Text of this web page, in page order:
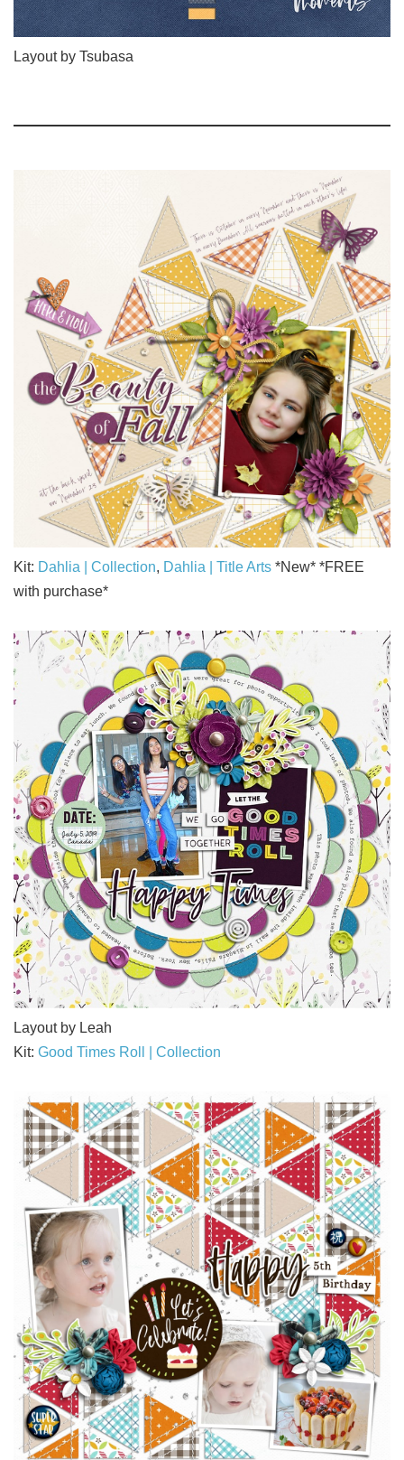
Layout by Tsubasa
Kit: Dahlia | Collection, Dahlia | Title Arts *New* *FREE
with purchase*
Layout by Leah
Kit: Good Times Roll | Collection